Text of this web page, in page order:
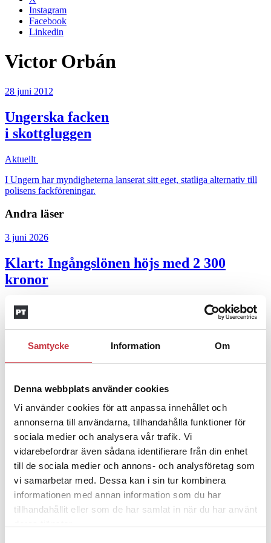
Samtycke Information Om
Denna webbplats använder cookies
Vi använder cookies för att anpassa innehållet och
annonserna till användarna, tillhandahålla funktioner för
sociala medier och analysera vår trafik. Vi
vidarebefordrar även sådana identifierare från din enhet
till de sociala medier och annons- och analysföretag som
vi samarbetar med. Dessa kan i sin tur kombinera
informationen med annan information som du har
tillhandahållit eller som de har samlat in när du har använt
Instagram
Facebook
Linkedin
Victor Orbán
28 juni 2012
Ungerska facken
i skottgluggen
Aktuellt
I Ungern har myndigheterna lanserat sitt eget, statliga alternativ till
polisens fackföreningar.
Andra läser
3 juni 2026
Klart: Ingångslönen höjs med 2 300
kronor
4 juni 2026
Insändare:Miljoner i sjön –
polisaspiranter underkänns på
godtyckliga grunder
1 juni 2026
Jens Mårtensson:Snart 20 år i tjänst – nu
ska han lära sig grunderna
4 juni 2026
Polisregionen erkänner fel: ”Kommer att
rättas till”
Mobilannons